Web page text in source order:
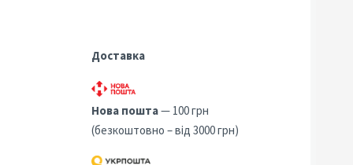
Доставка
Нова пошта— 100 грн
(безкоштовно – від 3000 грн)